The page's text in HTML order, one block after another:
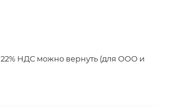
22% НДС можно вернуть (для ООО и